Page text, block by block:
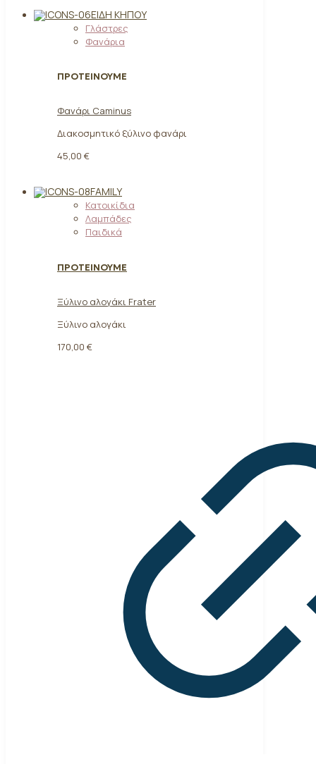
ΕΊΔΗ ΚΉΠΟΥ
Γλάστρες
Φανάρια
ΠΡΟΤΕΙΝΟΥΜΕ
Φανάρι Caminus
Διακοσμητικό ξύλινο φανάρι
45,00 €
FAMILY
Κατοικίδια
Λαμπάδες
Παιδικά
ΠΡΟΤΕΙΝΟΥΜΕ
Ξύλινο αλογάκι Frater
Ξύλινο αλογάκι
170,00 €